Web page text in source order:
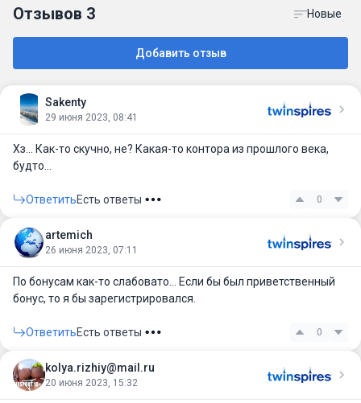
Отзывов 3 Новые
Добавить отзыв
Sakenty
29 июня 2023, 08:41
Хз… Как-то скучно, не? Какая-то контора из прошлого века,
будто…
ОтветитьЕсть ответы 0
artemich
26 июня 2023, 07:11
По бонусам как-то слабовато… Если бы был приветственный
бонус, то я бы зарегистрировался.
ОтветитьЕсть ответы 0
kolya.rizhiy@mail.ru
20 июня 2023, 15:32